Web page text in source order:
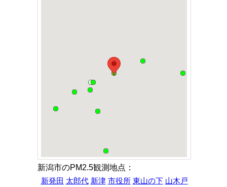
新潟市のPM2.5観測地点：
新発田 太郎代 新津 市役所 東山の下 山木戸